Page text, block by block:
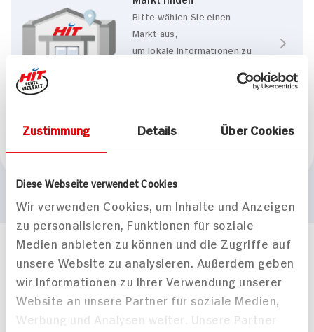
Zustimmung Details Über Cookies
Diese Webseite verwendet Cookies
Wir verwenden Cookies, um Inhalte und Anzeigen
zu personalisieren, Funktionen für soziale
Medien anbieten zu können und die Zugriffe auf
unsere Website zu analysieren. Außerdem geben
wir Informationen zu Ihrer Verwendung unserer
Website an unsere Partner für soziale Medien,
Werbung und Analysen weiter. Unsere Partner
Bitte wählen Sie einen
Markt aus,
um lokale Informationen zu
Mehr Informationen in unserem FAQ
kontakt
hit.de
Wir beantworten gerne Ihre Fragen
(0228) 42967 0